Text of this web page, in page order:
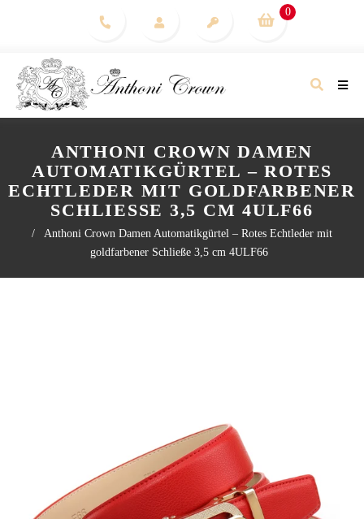
0
ANTHONI CROWN DAMEN
AUTOMATIKGÜRTEL – ROTES
ECHTLEDER MIT GOLDFARBENER
SCHLIESSE 3,5 CM 4ULF66
/
Anthoni Crown Damen Automatikgürtel – Rotes Echtleder mit
goldfarbener Schließe 3,5 cm 4ULF66